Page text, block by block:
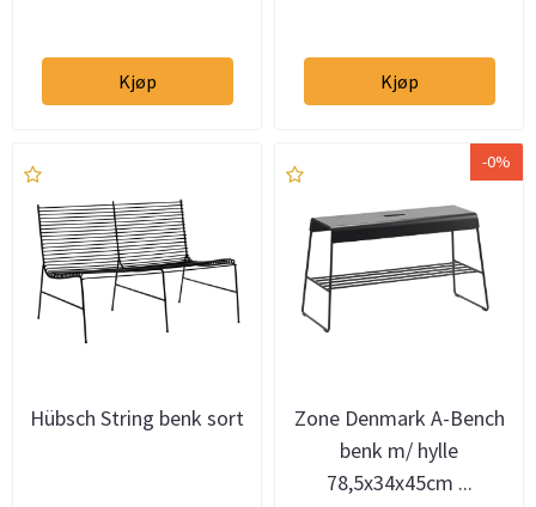
Kjøp Kjøp
Hübsch String benk sort
-0%
Zone Denmark A-Bench
benk m/ hylle
78,5x34x45cm ...